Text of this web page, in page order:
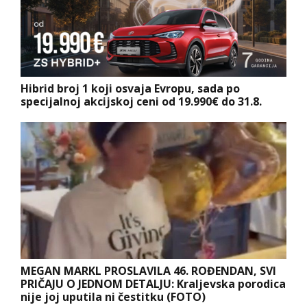
Hibrid broj 1 koji osvaja Evropu, sada po
specijalnoj akcijskoj ceni od 19.990€ do 31.8.
MEGAN MARKL PROSLAVILA 46. ROĐENDAN, SVI
PRIČAJU O JEDNOM DETALJU: Kraljevska porodica
nije joj uputila ni čestitku (FOTO)